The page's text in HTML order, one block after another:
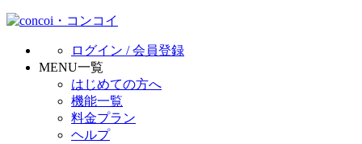
ログイン / 会員登録
MENU一覧
はじめての方へ
機能一覧
料金プラン
ヘルプ